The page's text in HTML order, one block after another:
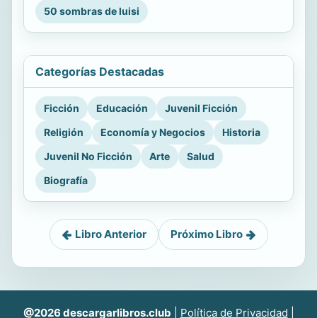
50 sombras de luisi
Categorías Destacadas
Ficción Educación
Juvenil Ficción
Religión
Economía y Negocios
Historia
Juvenil No Ficción
Arte
Salud
Biografía
Libro Anterior Próximo Libro
@2026 descargarlibros.club Política de Privacidad